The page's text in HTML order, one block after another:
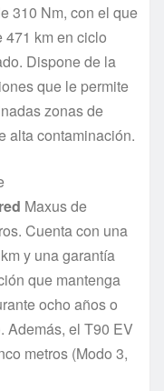
310 Nm, con el que
471 km en ciclo
Dispone de la
que le permite
zonas de
alta contaminación.
Maxus de
Cuenta con una
y una garantía
que mantenga
ocho años o
Además, el T90 EV
metros (Modo 3,